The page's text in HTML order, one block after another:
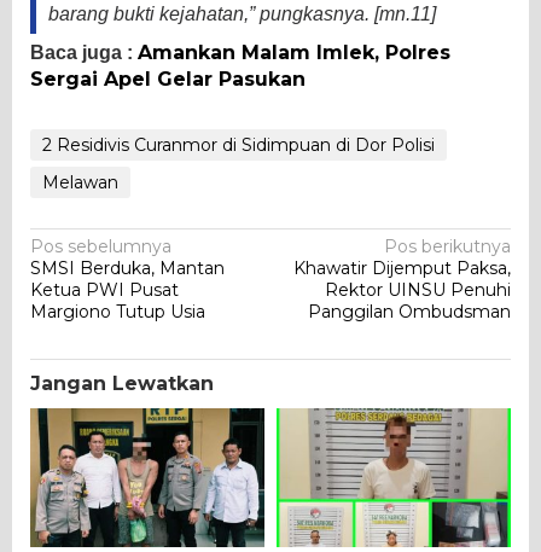
barang bukti kejahatan,” pungkasnya. [mn.11]
Baca juga : Amankan Malam Imlek, Polres
Sergai Apel Gelar Pasukan
2 Residivis Curanmor di Sidimpuan di Dor Polisi
Melawan
Navigasi
pos
Pos sebelumnya
SMSI Berduka, Mantan
Ketua PWI Pusat
Margiono Tutup Usia
Pos berikutnya
Khawatir Dijemput Paksa,
Rektor UINSU Penuhi
Panggilan Ombudsman
Jangan Lewatkan